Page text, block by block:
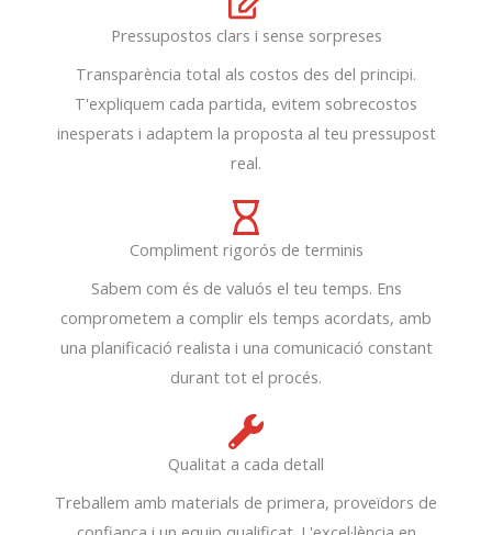
Pressupostos clars i sense sorpreses
Transparència total als costos des del principi.
T'expliquem cada partida, evitem sobrecostos
inesperats i adaptem la proposta al teu pressupost
real.
Compliment rigorós de terminis
Sabem com és de valuós el teu temps. Ens
comprometem a complir els temps acordats, amb
una planificació realista i una comunicació constant
durant tot el procés.
Qualitat a cada detall
Treballem amb materials de primera, proveïdors de